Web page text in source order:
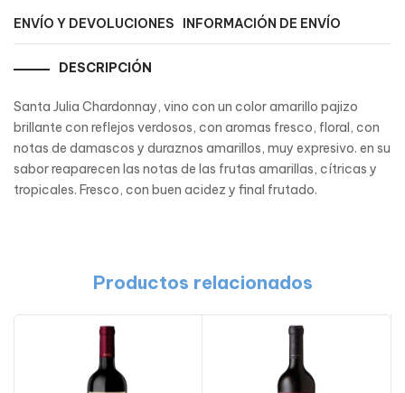
ENVÍO Y DEVOLUCIONES INFORMACIÓN DE ENVÍO
DESCRIPCIÓN
Santa Julia Chardonnay, vino con un color amarillo pajizo
brillante con reflejos verdosos, con aromas fresco, floral, con
notas de damascos y duraznos amarillos, muy expresivo. en su
sabor reaparecen las notas de las frutas amarillas, cítricas y
tropicales. Fresco, con buen acidez y final frutado.
Productos relacionados